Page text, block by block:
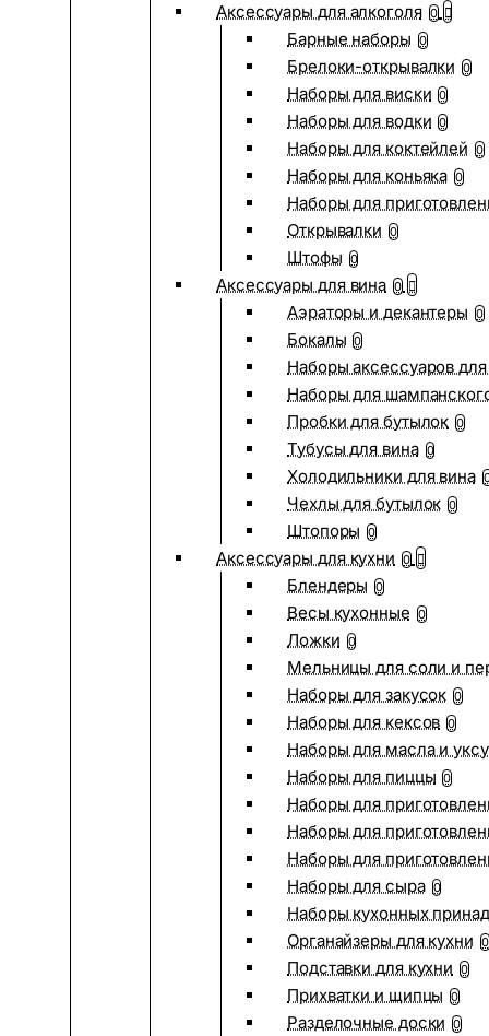
Аксессуары для алкоголя 0
Барные наборы 0
Брелоки-открывалки 0
Наборы для виски 0
Наборы для водки 0
Наборы для коктейлей 0
Наборы для коньяка 0
Наборы для
Открывалки 0
Штофы 0
Аксессуары для вина 0
Аэраторы и декантеры 0
Бокалы 0
Наборы аксессуаров
Наборы для
Пробки для бутылок 0
Тубусы для вина 0
Холодильники для вина
Чехлы для бутылок 0
Штопоры 0
Аксессуары для кухни 0
Блендеры 0
Весы кухонные 0
Ложки 0
Мельницы для соли и
Наборы для закусок 0
Наборы для кексов 0
Наборы для масла и
Наборы для пиццы 0
Наборы для
Наборы для
Наборы для
Наборы для сыра 0
Наборы кухонных
Органайзеры для кухни 0
Подставки для кухни 0
Прихватки и щипцы 0
Разделочные доски 0